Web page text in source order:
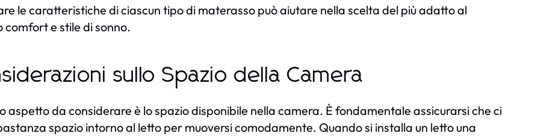
le caratteristiche di ciascun tipo di materasso può aiutare nella scelta del più adatto al
comfort e stile di sonno.
sullo Spazio della Camera
aspetto da considerare è lo spazio disponibile nella camera. È fondamentale assicurarsi che ci
spazio intorno al letto per muoversi comodamente. Quando si installa un letto una